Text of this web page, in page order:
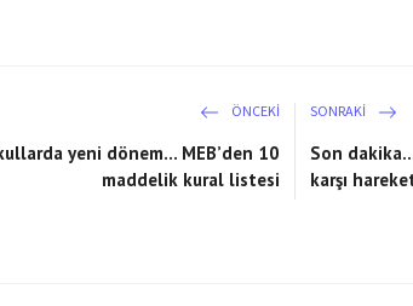
ÖNCEKI
yeni dönem... MEB’den 10
maddelik kural listesi
SONRAKI
Son
karşı